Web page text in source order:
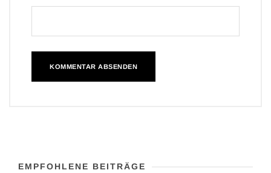
EMPFOHLENE BEITRÄGE